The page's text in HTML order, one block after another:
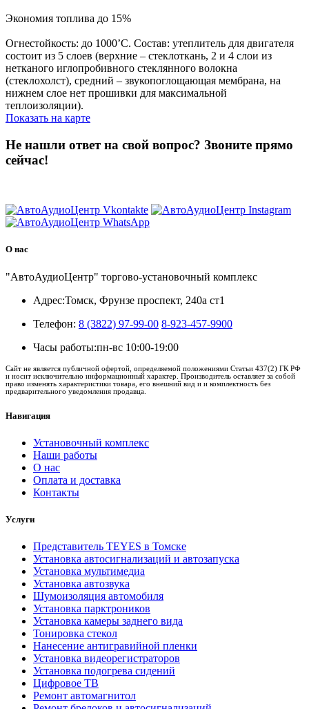
Экономия топлива до 15%
Огнестойкость: до 1000’С. Состав: утеплитель для двигателя
состоит из 5 слоев (верхние – стеклоткань, 2 и 4 слои из
нетканого иглопробивного стеклянного волокна
(стеклохолст), средний – звукопоглощающая мембрана, на
нижнем слое нет прошивки для максимальной
теплоизоляции).
Показать на карте
Не нашли ответ на свой вопрос? Звоните прямо
сейчас!
О нас
"АвтоАудиоЦентр" торгово-установочный комплекс
Адрес:Томск, Фрунзе проспект, 240а ст1
Телефон: 8 (3822) 97-99-00 8-923-457-9900
Часы работы:пн-вс 10:00-19:00
Сайт не является публичной офертой, определяемой положениями Статьи 437(2) ГК РФ
и носит исключительно информационный характер. Производитель оставляет за собой
право изменять характеристики товара, его внешний вид и и комплектность без
предварительного уведомления продавца.
Навигация
Установочный комплекс
Наши работы
О нас
Оплата и доставка
Контакты
Услуги
Представитель TEYES в Томске
Установка автосигнализаций и автозапуска
Установка мультимедиа
Установка автозвука
Шумоизоляция автомобиля
Установка парктроников
Установка камеры заднего вида
Тонировка стекол
Нанесение антигравийной пленки
Установка видеорегистраторов
Установка подогрева сидений
Цифровое ТВ
Ремонт автомагнитол